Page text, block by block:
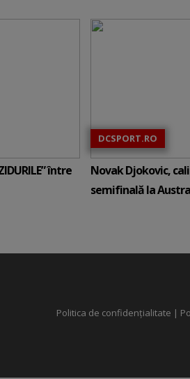
între
DCSPORT.RO
Novak Djokovic,
semifinală la
Politica de confidențialitate |